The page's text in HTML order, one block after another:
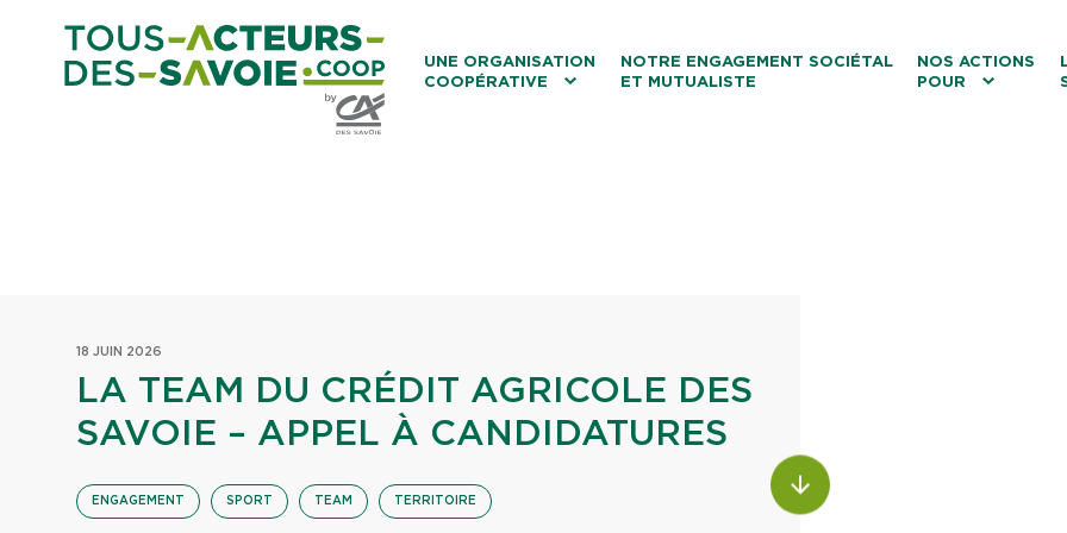
UNE ORGANISATION
COOPÉRATIVE
NOTRE ENGAGEMENT SOCIÉTAL
ET MUTUALISTE
NOS ACTIONS
POUR
18 JUIN 2026
LA TEAM DU CRÉDIT AGRICOLE DES
SAVOIE – APPEL À CANDIDATURES
ENGAGEMENT SPORT TEAM TERRITOIRE ALLER AU CONTENU